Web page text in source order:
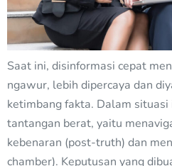
Saat ini, disinformasi cepat
ngawur, lebih dipercaya dan
ketimbang fakta. Dalam
tantangan berat, yaitu
kebenaran (post-truth) dan
chamber). Keputusan yang